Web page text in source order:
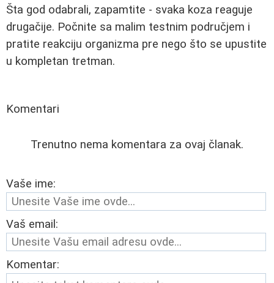
Šta god odabrali, zapamtite - svaka koza reaguje
drugačije. Počnite sa malim testnim područjem i
pratite reakciju organizma pre nego što se upustite
u kompletan tretman.
Komentari
Trenutno nema komentara za ovaj članak.
Vaše ime:
Vaš email:
Komentar: